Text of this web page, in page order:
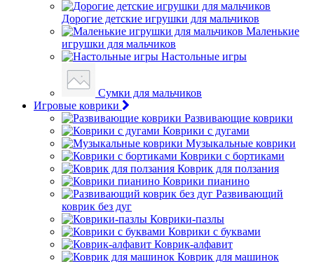
Дорогие детские игрушки для мальчиков
Маленькие
игрушки для мальчиков
Настольные игры
Сумки для мальчиков
Игровые коврики
Развивающие коврики
Коврики с дугами
Музыкальные коврики
Коврики с бортиками
Коврик для ползания
Коврики пианино
Развивающий
коврик без дуг
Коврики-пазлы
Коврики с буквами
Коврик-алфавит
Коврик для машинок